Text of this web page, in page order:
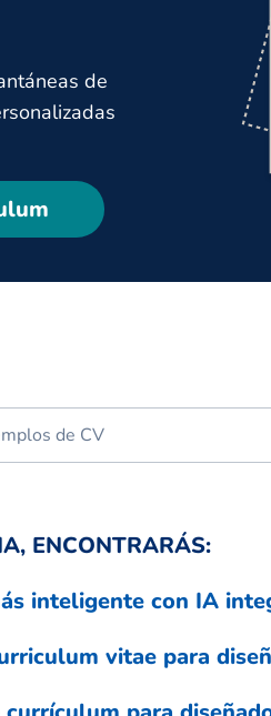
de
ENCONTRARÁS:
inteligente con IA
vitae para